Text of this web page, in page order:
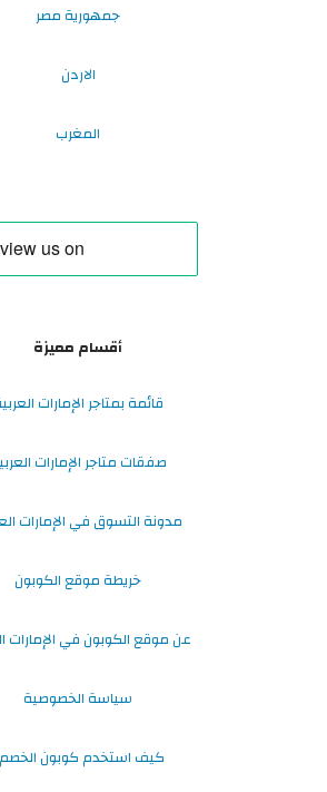
جمهورية مصر
الاردن
المغرب
أقسام مميزة
قائمة بمتاجر الإمارات
صفقات متاجر الإمارات
مدونة التسوق في الإمارات
خريطة موقع الكوبون
عن موقع الكوبون في الإمارات
سياسة الخصوصية
كيف استخدم كوبون